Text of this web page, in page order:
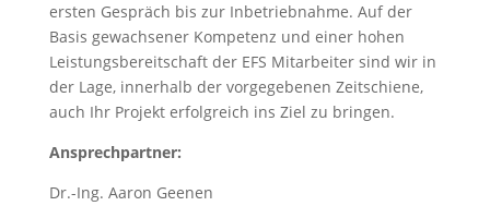
ersten Gespräch bis zur Inbetriebnahme. Auf der
Basis gewachsener Kompetenz und einer hohen
Leistungsbereitschaft der EFS Mitarbeiter sind wir in
der Lage, innerhalb der vorgegebenen Zeitschiene,
auch Ihr Projekt erfolgreich ins Ziel zu bringen.
Ansprechpartner:
Dr.-Ing. Aaron Geenen